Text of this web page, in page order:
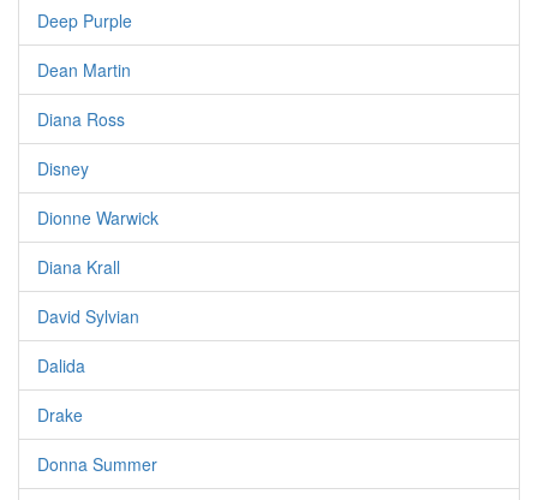
Deep Purple
Dean Martin
Diana Ross
Disney
Dionne Warwick
Diana Krall
David Sylvian
Dalida
Drake
Donna Summer